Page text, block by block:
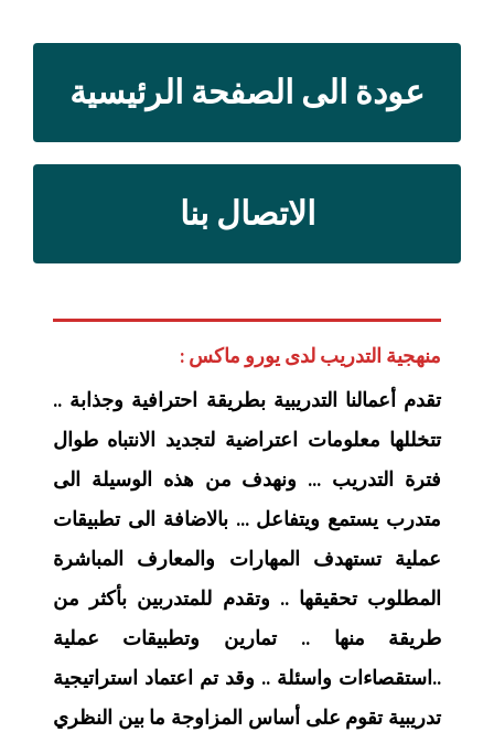
عودة الى الصفحة الرئيسية
الاتصال بنا
منهجية التدريب لدى يورو ماكس :
تقدم أعمالنا التدريبية بطريقة احترافية وجذابة ..
تتخللها معلومات اعتراضية لتجديد الانتباه طوال
فترة التدريب … ونهدف من هذه الوسيلة الى
متدرب يستمع ويتفاعل … بالاضافة الى تطبيقات
عملية تستهدف المهارات والمعارف المباشرة
المطلوب تحقيقها .. وتقدم للمتدربين بأكثر من
طريقة منها .. تمارين وتطبيقات عملية
..استقصاءات واسئلة .. وقد تم اعتماد استراتيجية
تدريبية تقوم على أساس المزاوجة ما بين النظري